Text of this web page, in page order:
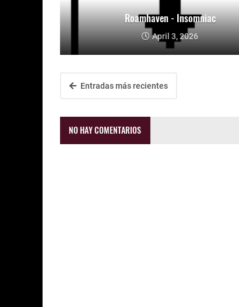
Roamhaven - Insomniac
April 3, 2026
Entradas más recientes
NO HAY COMENTARIOS